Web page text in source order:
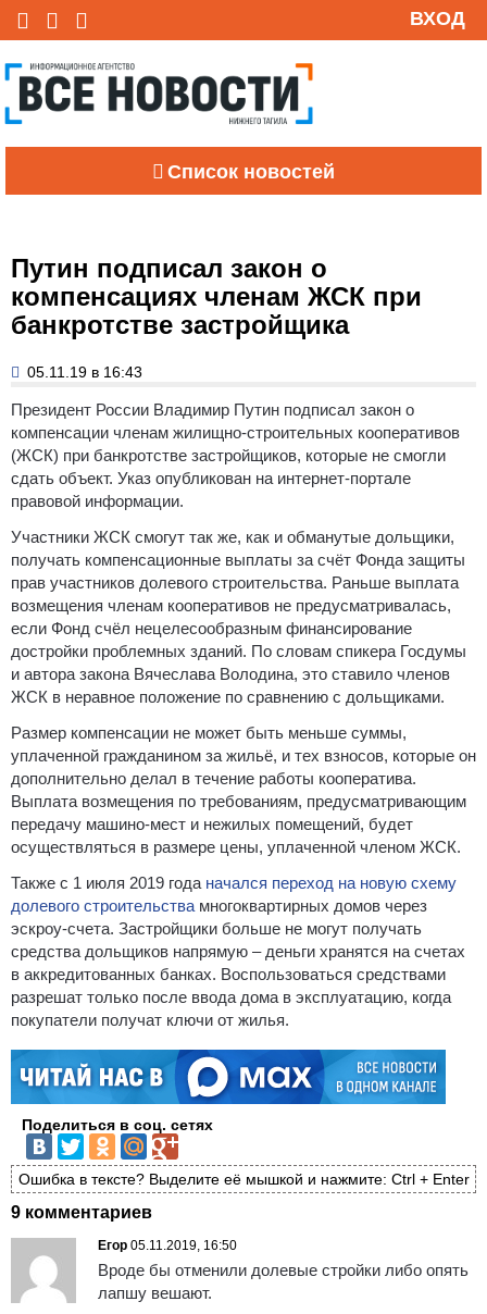
ВХОД
Список новостей
Путин подписал закон о
компенсациях членам ЖСК при
банкротстве застройщика
05.11.19 в 16:43
Президент России Владимир Путин подписал закон о
компенсации членам жилищно-строительных кооперативов
(ЖСК) при банкротстве застройщиков, которые не смогли
сдать объект. Указ опубликован на интернет-портале
правовой информации.
Участники ЖСК смогут так же, как и обманутые дольщики,
получать компенсационные выплаты за счёт Фонда защиты
прав участников долевого строительства. Раньше выплата
возмещения членам кооперативов не предусматривалась,
если Фонд счёл нецелесообразным финансирование
достройки проблемных зданий. По словам спикера Госдумы
и автора закона Вячеслава Володина, это ставило членов
ЖСК в неравное положение по сравнению с дольщиками.
Размер компенсации не может быть меньше суммы,
уплаченной гражданином за жильё, и тех взносов, которые он
дополнительно делал в течение работы кооператива.
Выплата возмещения по требованиям, предусматривающим
передачу машино-мест и нежилых помещений, будет
осуществляться в размере цены, уплаченной членом ЖСК.
Также с 1 июля 2019 года начался переход на новую схему
долевого строительства многоквартирных домов через
эскроу-счета. Застройщики больше не могут получать
средства дольщиков напрямую – деньги хранятся на счетах
в аккредитованных банках. Воспользоваться средствами
разрешат только после ввода дома в эксплуатацию, когда
покупатели получат ключи от жилья.
Поделиться в соц. сетях
Ошибка в тексте? Выделите её мышкой и нажмите: Ctrl + Enter
9 комментариев
Егор 05.11.2019, 16:50
Вроде бы отменили долевые стройки либо опять
лапшу вешают.